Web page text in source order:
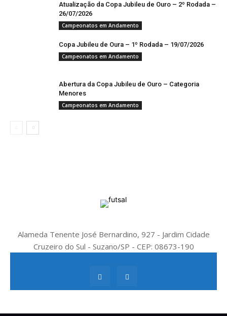
Atualização da Copa Jubileu de Ouro – 2º Rodada –
26/07/2026
Campeonatos em Andamento
Copa Jubileu de Oura – 1º Rodada – 19/07/2026
Campeonatos em Andamento
Abertura da Copa Jubileu de Ouro – Categoria
Menores
Campeonatos em Andamento
Alameda Tenente José Bernardino, 927 - Jardim Cidade
Cruzeiro do Sul - Suzano/SP - CEP: 08673-190